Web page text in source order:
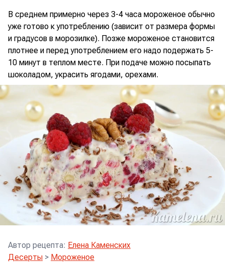
В среднем примерно через 3-4 часа мороженое обычно
уже готово к употреблению (зависит от размера формы
и градусов в морозилке). Позже мороженое становится
плотнее и перед употреблением его надо подержать 5-
10 минут в теплом месте. При подаче можно посыпать
шоколадом, украсить ягодами, орехами.
Автор рецепта: Елена Каменских
Десерты > Мороженое